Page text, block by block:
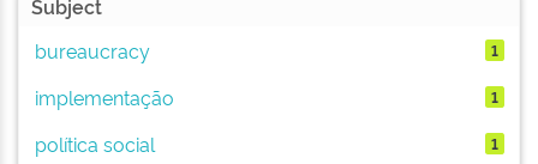
Subject
bureaucracy
1
implementação 1
política social 1